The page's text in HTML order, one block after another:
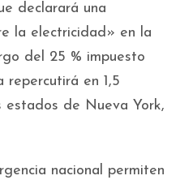
declarará una
la electricidad» en la
del 25 % impuesto
repercutirá en 1,5
estados de Nueva York,
nacional permiten